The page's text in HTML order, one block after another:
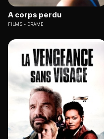
A corps perdu
FILMS DRAME